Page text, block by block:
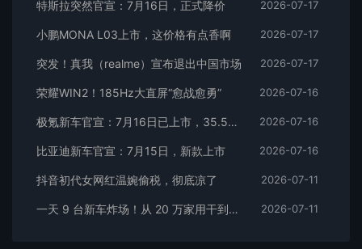
特斯拉突然官宣：7月16日，正式降价 2026-07-17
小鹏MONA L03上市，这价格有点香啊 2026-07-17
突发！真我（realme）宣布退出中国市场 2026-07-17
荣耀WIN2！185Hz大直屏“愈战愈勇” 2026-07-16
极氪新车官宣：7月16日已上市，35.5万元起 2026-07-16
比亚迪新车官宣：7月15日，新款上市 2026-07-16
抖音初代女网红温婉偷税，彻底凉了 2026-07-11
一天 9 台新车炸场！从 20 万家用干到千万超跑，全价位全覆盖 2026-07-11